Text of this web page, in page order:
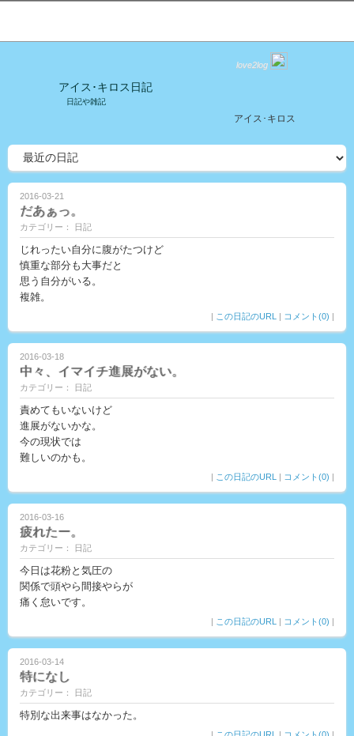
love2log
アイス･キロス日記
日記や雑記
アイス･キロス
2016-03-21
だあぁっ。
カテゴリー： 日記
じれったい自分に腹がたつけど
慎重な部分も大事だと
思う自分がいる。
複雑。
| この日記のURL | コメント(0) |
2016-03-18
中々、イマイチ進展がない。
カテゴリー： 日記
責めてもいないけど
進展がないかな。
今の現状では
難しいのかも。
| この日記のURL | コメント(0) |
2016-03-16
疲れたー。
カテゴリー： 日記
今日は花粉と気圧の
関係で頭やら間接やらが
痛く怠いです。
| この日記のURL | コメント(0) |
2016-03-14
特になし
カテゴリー： 日記
特別な出来事はなかった。